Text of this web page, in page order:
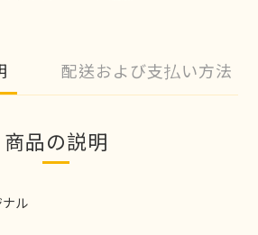
配送および支払い方法
商品の説明
ル